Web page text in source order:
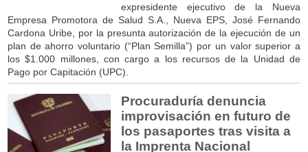
expresidente ejecutivo de la Nueva
Empresa Promotora de Salud S.A., Nueva EPS, José Fernando
Cardona Uribe, por la presunta autorización de la ejecución de un
plan de ahorro voluntario (“Plan Semilla”) por un valor superior a
los $1.000 millones, con cargo a los recursos de la Unidad de
Pago por Capitación (UPC).
Procuraduría denuncia
improvisación en futuro de
los pasaportes tras visita a
la Imprenta Nacional